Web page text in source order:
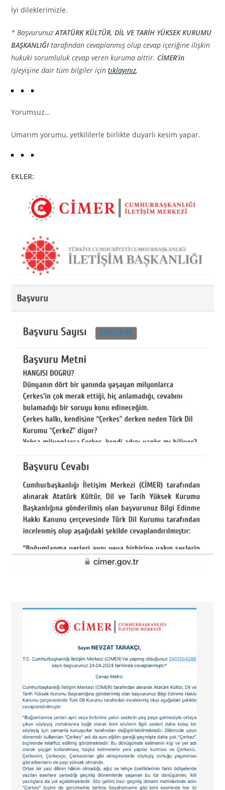
İyi dileklerimizle.
* BaşvurunuzATATÜRK KÜLTÜR, DİL VE TARİH YÜKSEK KURUMU
BAŞKANLIĞI tarafından cevaplanmış olup cevap içeriğine ilişkin
hukuki sorumluluk cevap veren kuruma aittir. CİMER’in
işleyişine dair tüm bilgiler içintıklayınız.
Yorumsuz…
Umarım yorumu, yetkililerle birlikte duyarlı kesim yapar.
EKLER: